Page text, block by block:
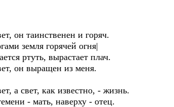
он таинственен и горяч.
земля горячей огня|
ртуть, вырастает плач.
он выращен из меня.
а свет, как известно, - жизнь.
- мать, наверху - отец.